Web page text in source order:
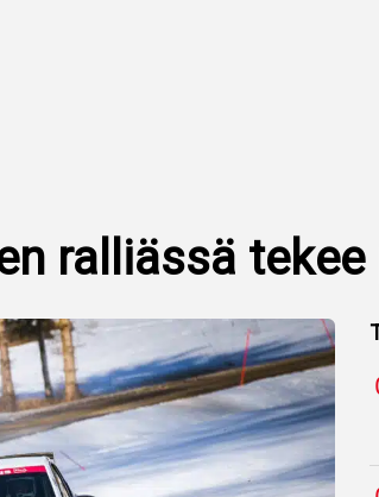
ralliässä